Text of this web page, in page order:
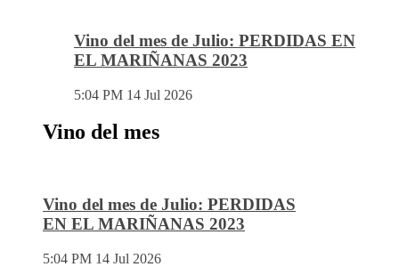
Vino del mes de Julio: PERDIDAS EN
EL MARIÑANAS 2023
5:04 PM 14 Jul 2026
Vino del mes
Vino del mes de Julio: PERDIDAS
EN EL MARIÑANAS 2023
5:04 PM 14 Jul 2026